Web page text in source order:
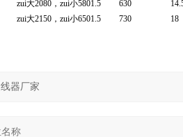
zui大2080，zui小5801.5 630
zui大2150，zui小6501.5 730 18